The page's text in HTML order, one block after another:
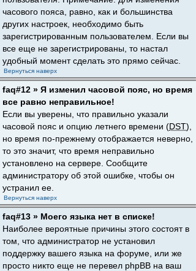
часового пояса, равно, как и большинства
других настроек, необходимо быть
зарегистрированным пользователем. Если вы
все еще не зарегистрированы, то настал
удобный момент сделать это прямо сейчас.
Вернуться наверх
faq#12 » Я изменил часовой пояс, но время
все равно неправильное!
Если вы уверены, что правильно указали
часовой пояс и опцию летнего времени (DST),
но время по-прежнему отображается неверно,
то это значит, что время неправильно
установлено на сервере. Сообщите
администратору об этой ошибке, чтобы он
устранил ее.
Вернуться наверх
faq#13 » Моего языка нет в списке!
Наиболее вероятные причины этого состоят в
том, что администратор не установил
поддержку вашего языка на форуме, или же
просто никто еще не перевел phpBB на ваш